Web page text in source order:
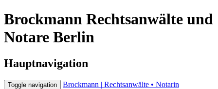
Brockmann Rechtsanwälte und
Notare Berlin
Hauptnavigation
Toggle navigation Brockmann | Rechtsanwälte • Notarin